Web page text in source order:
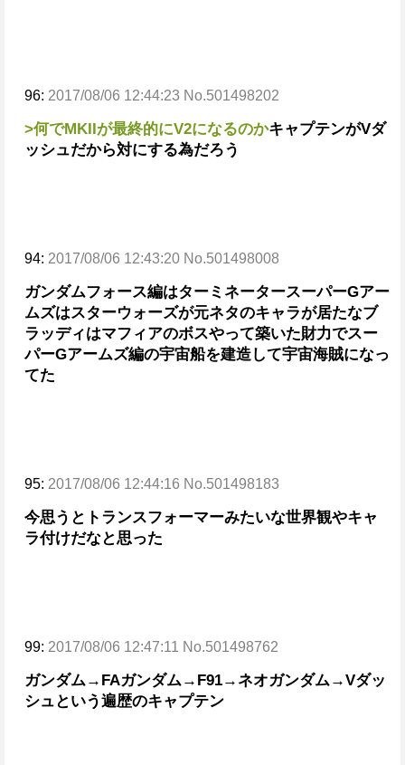
96: 2017/08/06 12:44:23 No.501498202
>何でMKIIが最終的にV2になるのかキャプテンがVダ
ッシュだから対にする為だろう
94: 2017/08/06 12:43:20 No.501498008
ガンダムフォース編はターミネータースーパーGアー
ムズはスターウォーズが元ネタのキャラが居たなブ
ラッディはマフィアのボスやって築いた財力でスー
パーGアームズ編の宇宙船を建造して宇宙海賊になっ
てた
95: 2017/08/06 12:44:16 No.501498183
今思うとトランスフォーマーみたいな世界観やキャ
ラ付けだなと思った
99: 2017/08/06 12:47:11 No.501498762
ガンダム→FAガンダム→F91→ネオガンダム→Vダッ
シュという遍歴のキャプテン